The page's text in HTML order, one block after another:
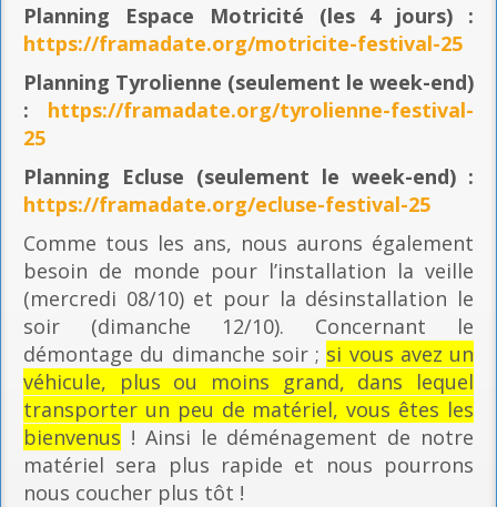
Planning Espace Motricité (les 4 jours) :
https://framadate.org/motricite-festival-25
Planning Tyrolienne (seulement le week-end)
: https://framadate.org/tyrolienne-festival-
25
Planning Ecluse (seulement le week-end) :
https://framadate.org/ecluse-festival-25
Comme tous les ans, nous aurons également
besoin de monde pour l’installation la veille
(mercredi 08/10) et pour la désinstallation le
soir (dimanche 12/10). Concernant le
démontage du dimanche soir ; si vous avez un
véhicule, plus ou moins grand, dans lequel
transporter un peu de matériel, vous êtes les
bienvenus ! Ainsi le déménagement de notre
matériel sera plus rapide et nous pourrons
nous coucher plus tôt !